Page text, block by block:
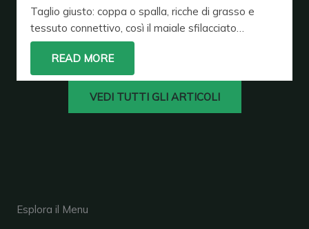
Taglio giusto: coppa o spalla, ricche di grasso e
tessuto connettivo, così il maiale sfilacciato…
READ MORE
VEDI TUTTI GLI ARTICOLI
Esplora il Menu